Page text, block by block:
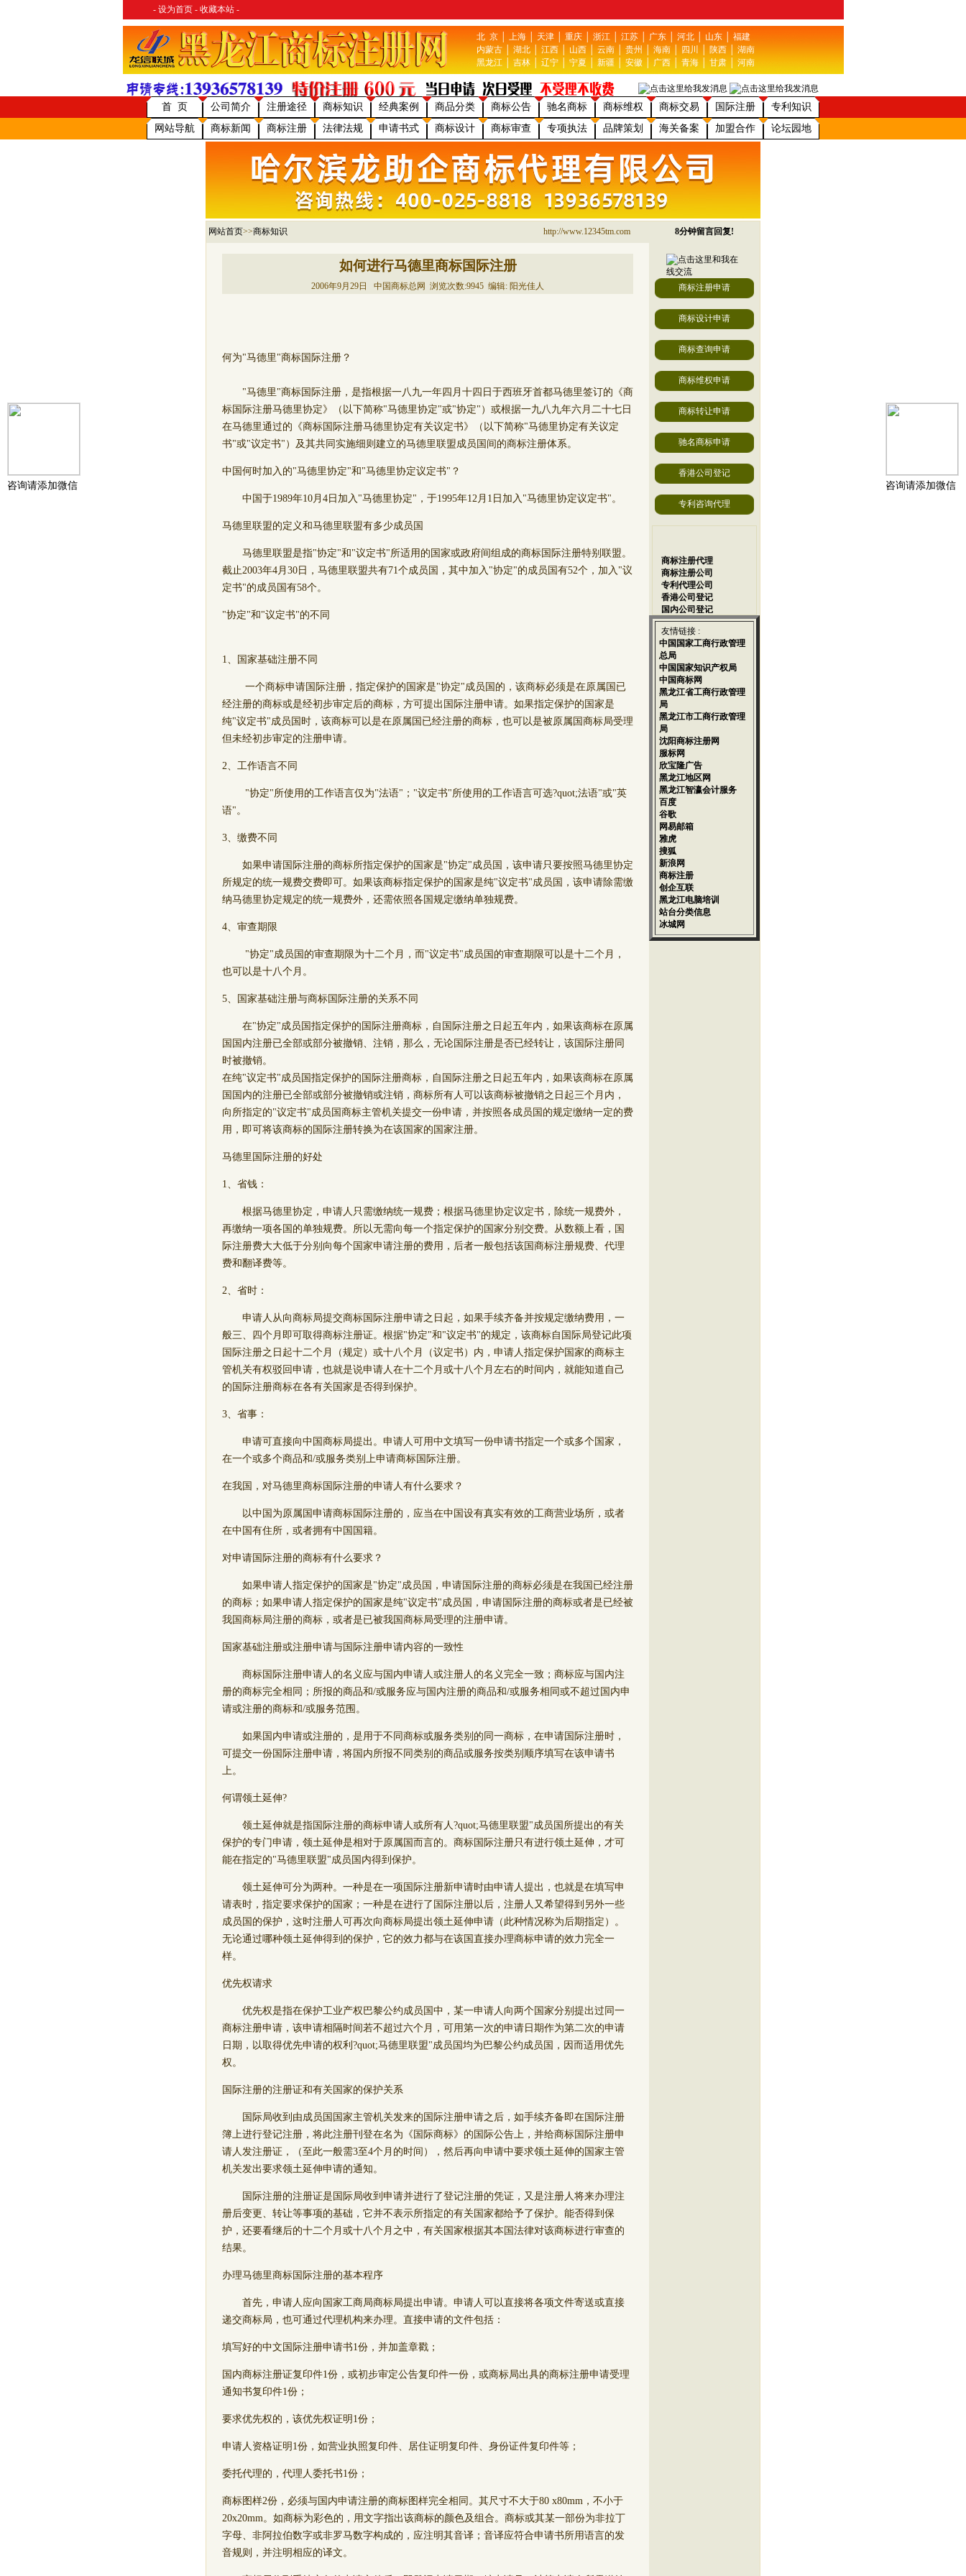
- 设为首页- 收藏本站-
北 京│ 上海│ 天津│ 重庆│ 浙江│ 江苏│ 广东│ 河北│ 山东│ 福建
内蒙古│ 湖北│ 江西│ 山西│ 云南│ 贵州 海南│ 四川 陕西│ 湖南
黑龙江│ 吉林│ 辽宁│ 宁夏 新疆│ 安徽│ 广西│ 青海│ 甘肃│ 河南
首 页 公司简介 注册途径 商标知识 经典案例 商品分类 商标公告 驰名商标 商标维权 商标交易 国际注册
专利知识
网站导航
商标新闻 商标注册 法律法规 申请书式 商标设计 商标审查 专项执法 品牌策划 海关备案 加盟合作 论坛园地
咨询请添加微信 咨询请添加微信
网站首页>>商标知识 http://www.12345tm.com
如何进行马德里商标国际注册
2006年9月29日 中国商标总网 浏览次数:9945 编辑: 阳光佳人
何为"马德里"商标国际注册？
"马德里"商标国际注册，是指根据一八九一年四月十四日于西班牙首都马德里签订的《商
标国际注册马德里协定》（以下简称"马德里协定"或"协定"）或根据一九八九年六月二十七日
在马德里通过的《商标国际注册马德里协定有关议定书》（以下简称"马德里协定有关议定
书"或"议定书"）及其共同实施细则建立的马德里联盟成员国间的商标注册体系。
中国何时加入的"马德里协定"和"马德里协定议定书"？
中国于1989年10月4日加入"马德里协定"，于1995年12月1日加入"马德里协定议定书"。
马德里联盟的定义和马德里联盟有多少成员国
马德里联盟是指"协定"和"议定书"所适用的国家或政府间组成的商标国际注册特别联盟。
截止2003年4月30日，马德里联盟共有71个成员国，其中加入"协定"的成员国有52个，加入"议
定书"的成员国有58个。
"协定"和"议定书"的不同
1、国家基础注册不同
一个商标申请国际注册，指定保护的国家是"协定"成员国的，该商标必须是在原属国已
经注册的商标或是经初步审定后的商标，方可提出国际注册申请。如果指定保护的国家是
纯"议定书"成员国时，该商标可以是在原属国已经注册的商标，也可以是被原属国商标局受理
但未经初步审定的注册申请。
2、工作语言不同
"协定"所使用的工作语言仅为"法语"；"议定书"所使用的工作语言可选?quot;法语"或"英
语"。
3、缴费不同
如果申请国际注册的商标所指定保护的国家是"协定"成员国，该申请只要按照马德里协定
所规定的统一规费交费即可。如果该商标指定保护的国家是纯"议定书"成员国，该申请除需缴
纳马德里协定规定的统一规费外，还需依照各国规定缴纳单独规费。
4、审查期限
"协定"成员国的审查期限为十二个月，而"议定书"成员国的审查期限可以是十二个月，
也可以是十八个月。
5、国家基础注册与商标国际注册的关系不同
在"协定"成员国指定保护的国际注册商标，自国际注册之日起五年内，如果该商标在原属
国国内注册已全部或部分被撤销、注销，那么，无论国际注册是否已经转让，该国际注册同
时被撤销。
在纯"议定书"成员国指定保护的国际注册商标，自国际注册之日起五年内，如果该商标在原属
国国内的注册已全部或部分被撤销或注销，商标所有人可以该商标被撤销之日起三个月内，
向所指定的"议定书"成员国商标主管机关提交一份申请，并按照各成员国的规定缴纳一定的费
用，即可将该商标的国际注册转换为在该国家的国家注册。
马德里国际注册的好处
1、省钱：
根据马德里协定，申请人只需缴纳统一规费；根据马德里协定议定书，除统一规费外，
再缴纳一项各国的单独规费。所以无需向每一个指定保护的国家分别交费。从数额上看，国
际注册费大大低于分别向每个国家申请注册的费用，后者一般包括该国商标注册规费、代理
费和翻译费等。
2、省时：
申请人从向商标局提交商标国际注册申请之日起，如果手续齐备并按规定缴纳费用，一
般三、四个月即可取得商标注册证。根据"协定"和"议定书"的规定，该商标自国际局登记此项
国际注册之日起十二个月（规定）或十八个月（议定书）内，申请人指定保护国家的商标主
管机关有权驳回申请，也就是说申请人在十二个月或十八个月左右的时间内，就能知道自己
的国际注册商标在各有关国家是否得到保护。
3、省事：
申请可直接向中国商标局提出。申请人可用中文填写一份申请书指定一个或多个国家，
在一个或多个商品和/或服务类别上申请商标国际注册。
在我国，对马德里商标国际注册的申请人有什么要求？
以中国为原属国申请商标国际注册的，应当在中国设有真实有效的工商营业场所，或者
在中国有住所，或者拥有中国国籍。
对申请国际注册的商标有什么要求？
如果申请人指定保护的国家是"协定"成员国，申请国际注册的商标必须是在我国已经注册
的商标；如果申请人指定保护的国家是纯"议定书"成员国，申请国际注册的商标或者是已经被
我国商标局注册的商标，或者是已被我国商标局受理的注册申请。
国家基础注册或注册申请与国际注册申请内容的一致性
商标国际注册申请人的名义应与国内申请人或注册人的名义完全一致；商标应与国内注
册的商标完全相同；所报的商品和/或服务应与国内注册的商品和/或服务相同或不超过国内申
请或注册的商标和/或服务范围。
如果国内申请或注册的，是用于不同商标或服务类别的同一商标，在申请国际注册时，
可提交一份国际注册申请，将国内所报不同类别的商品或服务按类别顺序填写在该申请书
上。
何谓领土延伸?
领土延伸就是指国际注册的商标申请人或所有人?quot;马德里联盟"成员国所提出的有关
保护的专门申请，领土延伸是相对于原属国而言的。商标国际注册只有进行领土延伸，才可
能在指定的"马德里联盟"成员国内得到保护。
领土延伸可分为两种。一种是在一项国际注册新申请时由申请人提出，也就是在填写申
请表时，指定要求保护的国家；一种是在进行了国际注册以后，注册人又希望得到另外一些
成员国的保护，这时注册人可再次向商标局提出领土延伸申请（此种情况称为后期指定）。
无论通过哪种领土延伸得到的保护，它的效力都与在该国直接办理商标申请的效力完全一
样。
优先权请求
优先权是指在保护工业产权巴黎公约成员国中，某一申请人向两个国家分别提出过同一
商标注册申请，该申请相隔时间若不超过六个月，可用第一次的申请日期作为第二次的申请
日期，以取得优先申请的权利?quot;马德里联盟"成员国均为巴黎公约成员国，因而适用优先
权。
国际注册的注册证和有关国家的保护关系
国际局收到由成员国国家主管机关发来的国际注册申请之后，如手续齐备即在国际注册
簿上进行登记注册，将此注册刊登在名为《国际商标》的国际公告上，并给商标国际注册申
请人发注册证，（至此一般需3至4个月的时间），然后再向申请中要求领土延伸的国家主管
机关发出要求领土延伸申请的通知。
国际注册的注册证是国际局收到申请并进行了登记注册的凭证，又是注册人将来办理注
册后变更、转让等事项的基础，它并不表示所指定的有关国家都给予了保护。能否得到保
护，还要看继后的十二个月或十八个月之中，有关国家根据其本国法律对该商标进行审查的
结果。
办理马德里商标国际注册的基本程序
首先，申请人应向国家工商局商标局提出申请。申请人可以直接将各项文件寄送或直接
递交商标局，也可通过代理机构来办理。直接申请的文件包括：
填写好的中文国际注册申请书1份，并加盖章戳；
国内商标注册证复印件1份，或初步审定公告复印件一份，或商标局出具的商标注册申请受理
通知书复印件1份；
要求优先权的，该优先权证明1份；
申请人资格证明1份，如营业执照复印件、居住证明复印件、身份证件复印件等；
委托代理的，代理人委托书1份；
商标图样2份，必须与国内申请注册的商标图样完全相同。其尺寸不大于80 x80mm，不小于
20x20mm。如商标为彩色的，用文字指出该商标的颜色及组合。商标或其某一部份为非拉丁
字母、非阿拉伯数字或非罗马数字构成的，应注明其音译；音译应符合申请书所用语言的发
音规则，并注明相应的译文。
8分钟留言回复!
商标注册申请
商标设计申请
商标查询申请
商标维权申请
商标转让申请
驰名商标申请
香港公司登记
专利咨询代理
商标注册代理
商标注册公司
专利代理公司
香港公司登记
国内公司登记
版权登记代理
网站建设推广
商标注册代理
商标注册公司
专利代理公司
香港公司登记
国内公司登记
版权登记代理
网站建设推广
企业形象策划
友情链接 :
中国国家工商行政管理
总局
中国国家知识产权局
中国商标网
黑龙江省工商行政管理
局
黑龙江市工商行政管理
局
沈阳商标注册网
服标网
欣宝隆广告
黑龙江地区网
黑龙江智瀛会计服务
百度
谷歌
网易邮箱
雅虎
搜狐
新浪网
商标注册
创企互联
黑龙江电脑培训
站台分类信息
冰城网